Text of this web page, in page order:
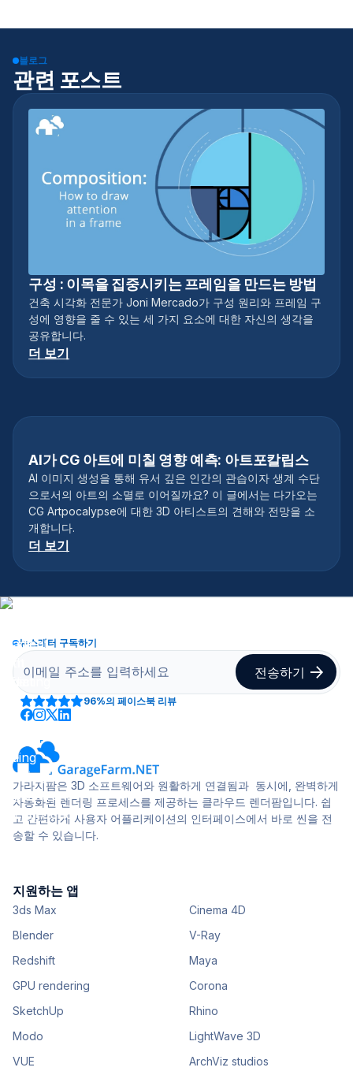
블로그
관련 포스트
구성 : 이목을 집중시키는 프레임을 만드는 방법
건축 시각화 전문가 Joni Mercado가 구성 원리와 프레임 구
성에 영향을 줄 수 있는 세 가지 요소에 대한 자신의 생각을
공유합니다.
더 보기
AI가 CG 아트에 미칠 영향 예측: 아트포칼립스
AI 이미지 생성을 통해 유서 깊은 인간의 관습이자 생계 수단
으로서의 아트의 소멸로 이어질까요? 이 글에서는 다가오는
CG Artpocalypse에 대한 3D 아티스트의 견해와 전망을 소
개합니다.
더 보기
뉴스레터 구독하기
96%의 페이스북 리뷰
가라지팜은 3D 소프트웨어와 원활하게 연결됨과 동시에, 완벽하게
자동화된 렌더링 프로세스를 제공하는 클라우드 렌더팜입니다. 쉽
고 간편하게 사용자 어플리케이션의 인터페이스에서 바로 씬을 전
송할 수 있습니다.
지원하는 앱
3ds Max
Cinema 4D
Blender
V-Ray
Redshift
Maya
GPU rendering
Corona
SketchUp
Rhino
Modo
LightWave 3D
VUE
ArchViz studios